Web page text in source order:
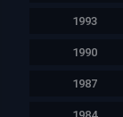
1993
1990
1987